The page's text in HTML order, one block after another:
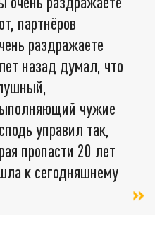
партнёров
раздражаете
назад думал, что
чужие
управил так,
пропасти 20 лет
к сегодняшнему